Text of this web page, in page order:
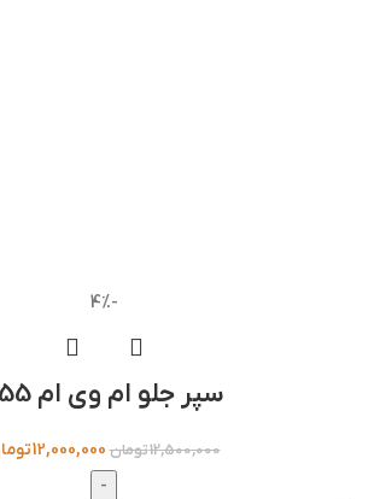
-4%
سپر جلو ام وی ام x55
12,500,000تومان 12,000,000
-